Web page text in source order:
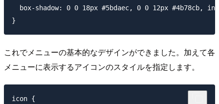
box-shadow: 0 0 18px #5bdaec, 0 0 12px #4b78cb,
これでメニューの基本的なデザインができました。加えて各
メニューに表示するアイコンのスタイルを指定します。
icon {